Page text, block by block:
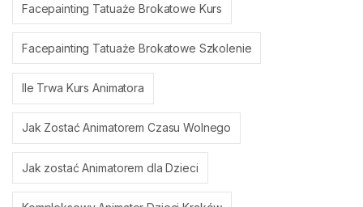
Facepainting Tatuaże Brokatowe Kurs
Facepainting Tatuaże Brokatowe Szkolenie
Ile Trwa Kurs Animatora
Jak Zostać Animatorem Czasu Wolnego
Jak zostać Animatorem dla Dzieci